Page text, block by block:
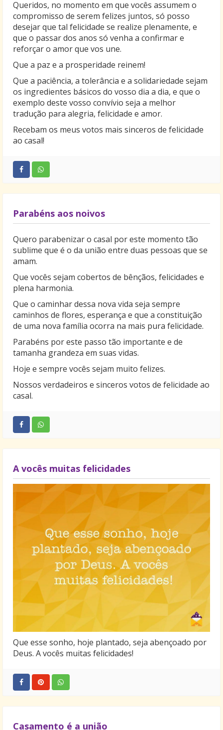
Queridos, no momento em que vocês assumem o
compromisso de serem felizes juntos, só posso
desejar que tal felicidade se realize plenamente, e
que o passar dos anos só venha a confirmar e
reforçar o amor que vos une.
Que a paz e a prosperidade reinem!
Que a paciência, a tolerância e a solidariedade sejam
os ingredientes básicos do vosso dia a dia, e que o
exemplo deste vosso convívio seja a melhor
tradução para alegria, felicidade e amor.
Recebam os meus votos mais sinceros de felicidade
ao casal!
Parabéns aos noivos
Quero parabenizar o casal por este momento tão
sublime que é o da união entre duas pessoas que se
amam.
Que vocês sejam cobertos de bênçãos, felicidades e
plena harmonia.
Que o caminhar dessa nova vida seja sempre
caminhos de flores, esperança e que a constituição
de uma nova família ocorra na mais pura felicidade.
Parabéns por este passo tão importante e de
tamanha grandeza em suas vidas.
Hoje e sempre vocês sejam muito felizes.
Nossos verdadeiros e sinceros votos de felicidade ao
casal.
A vocês muitas felicidades
Que esse sonho, hoje plantado, seja abençoado por
Deus. A vocês muitas felicidades!
Casamento é a união